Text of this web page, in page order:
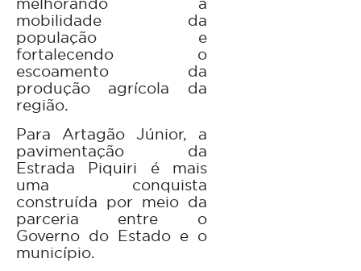
mobilidade da
população e
fortalecendo o
escoamento da
produção agrícola da
região.
Para Artagão Júnior, a
pavimentação da
Estrada Piquiri é mais
uma conquista
construída por meio da
parceria entre o
Governo do Estado e o
município.